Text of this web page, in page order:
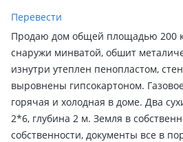
Перевести
Продаю дом общей площадью 200
снаружи минватой, обшит
изнутри утеплен пенопластом,
выровнены гипсокартоном.
горячая и холодная в доме. Два
2*6, глубина 2 м. Земля в
собственности, документы все в